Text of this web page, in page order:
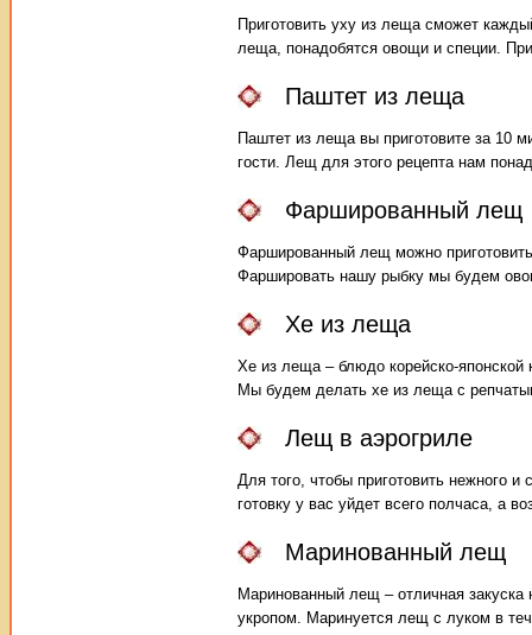
Приготовить уху из леща сможет
леща, понадобятся овощи и специи.
Паштет из леща
Паштет из леща вы приготовите за 10
гости. Лещ для этого рецепта нам
Фаршированный лещ
Фаршированный лещ можно
Фаршировать нашу рыбку мы будем
Хе из леща
Хе из леща – блюдо корейско-
Мы будем делать хе из леща с
Лещ в аэрогриле
Для того, чтобы приготовить нежного
готовку у вас уйдет всего полчаса, а
Маринованный лещ
Маринованный лещ – отличная
укропом. Маринуется лещ с луком в